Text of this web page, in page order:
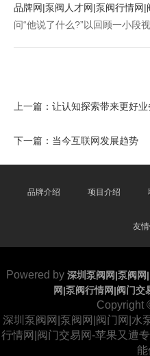
品牌网|泵阀人才网|泵阀行情网|
问“他说了什么?”以回顾一小段视
上一篇： 让认知探索带来更好
下一篇： 当今互联网发展趋势
品牌介绍 项目介绍
友情
Powered by 深圳泵阀网|泵阀
网|泵阀行情网|阀门交
Copyright
深圳泵阀网|泵阀网|阀门网|水
行情网|阀门交易网-苹果又遭
能